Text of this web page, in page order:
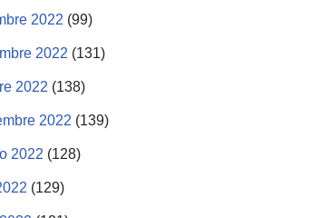
2022 (99)
2022 (131)
2022 (138)
2022 (139)
2022 (128)
(129)